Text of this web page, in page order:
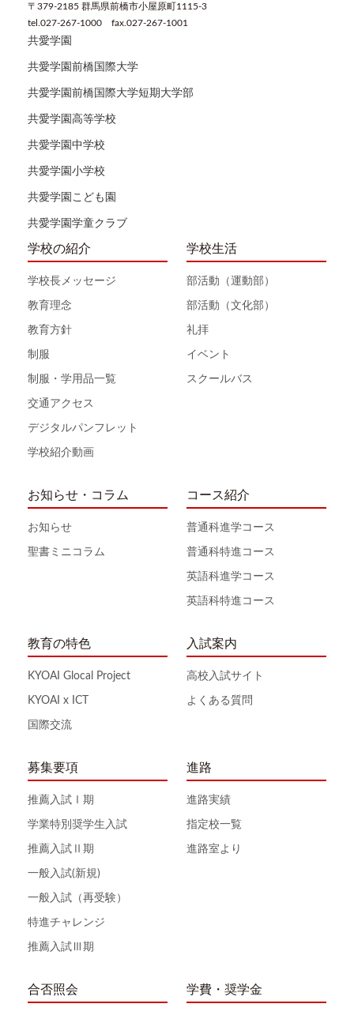
〒379-2185 群馬県前橋市小屋原町1115-3
tel.027-267-1000 fax.027-267-1001
共愛学園
共愛学園前橋国際大学
共愛学園前橋国際大学短期大学部
共愛学園高等学校
共愛学園中学校
共愛学園小学校
共愛学園こども園
共愛学園学童クラブ
学校の紹介
学校長メッセージ
教育理念
教育方針
制服
制服・学用品一覧
交通アクセス
デジタルパンフレット
学校紹介動画
学校生活
部活動（運動部）
部活動（文化部）
礼拝
イベント
スクールバス
お知らせ・コラム
お知らせ
聖書ミニコラム
コース紹介
普通科進学コース
普通科特進コース
英語科進学コース
英語科特進コース
教育の特色
KYOAI Glocal Project
KYOAI x ICT
国際交流
入試案内
高校入試サイト
よくある質問
募集要項
推薦入試Ⅰ期
学業特別奨学生入試
推薦入試Ⅱ期
一般入試(新規)
一般入試（再受験）
特進チャレンジ
推薦入試Ⅲ期
進路
進路実績
指定校一覧
進路室より
合否照会 学費・奨学金